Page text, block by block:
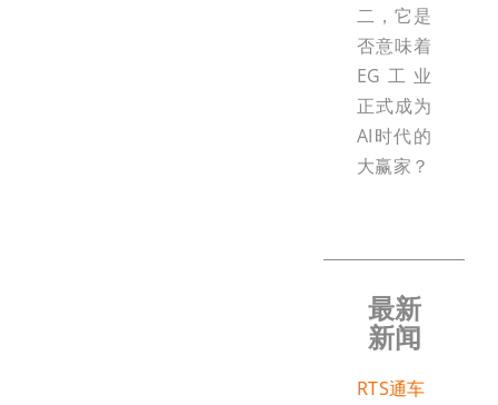
二，它是
否意味着
EG工业
正式成为
AI时代的
大赢家？
最新
新闻
RTS通车